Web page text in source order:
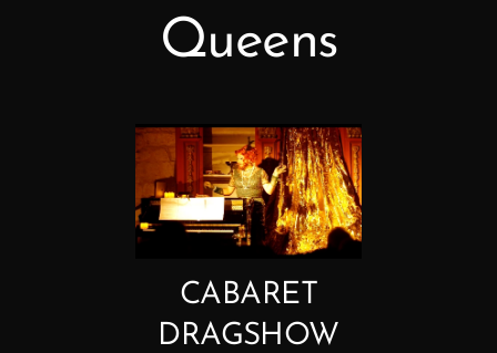
Queens
CABARET
DRAGSHOW